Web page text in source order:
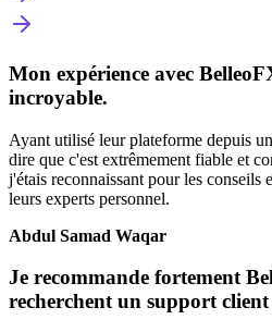
Mon expérience avec
incroyable.
Ayant utilisé leur plateforme depuis
dire que c'est extrêmement fiable et
j'étais reconnaissant pour les conseils
leurs experts personnel.
Abdul Samad Waqar
Je recommande fortement
recherchent un support